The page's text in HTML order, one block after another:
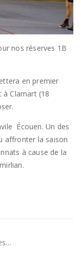
nos réserves 1B
en premier
Clamart (18
Écouen. Un des
affronter la saison
à cause de la